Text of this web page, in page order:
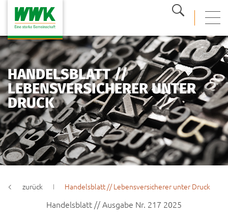
Suche
HANDELSBLATT //
LEBENSVERSICHERER UNTER
DRUCK
zurück Handelsblatt // Lebensversicherer unter Druck
Handelsblatt // Ausgabe Nr. 217 2025